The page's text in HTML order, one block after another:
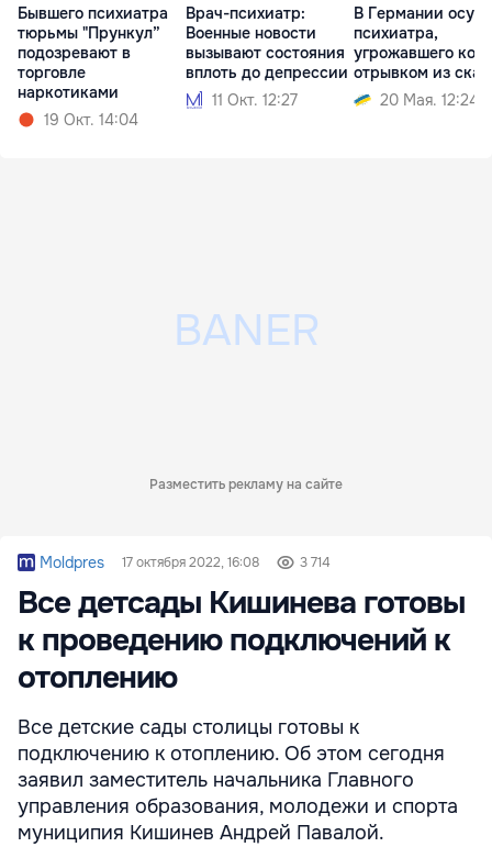
Бывшего психиатра
тюрьмы "Прункул”
подозревают в
торговле
наркотиками
19 Окт. 14:04
Врач-психиатр:
Военные новости
вызывают состояния
вплоть до депрессии
11 Окт. 12:27
В Германии
психиатра,
угрожавшего
отрывком из
20 Мая. 12:24
Разместить рекламу на сайте
Moldpres 17 октября 2022, 16:08 3 714
Все детсады Кишинева готовы
к проведению подключений к
отоплению
Все детские сады столицы готовы к
подключению к отоплению. Об этом сегодня
заявил заместитель начальника Главного
управления образования, молодежи и спорта
муниципия Кишинев Андрей Павалой.